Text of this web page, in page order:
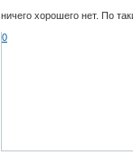
ничего хорошего нет. По
0